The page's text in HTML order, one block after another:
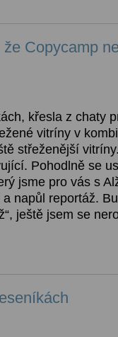
Copycamp
křesla z chaty
vitríny v
střeženější
Pohodlně se
jsme pro vás s
napůl reportáž.
ještě jsem se